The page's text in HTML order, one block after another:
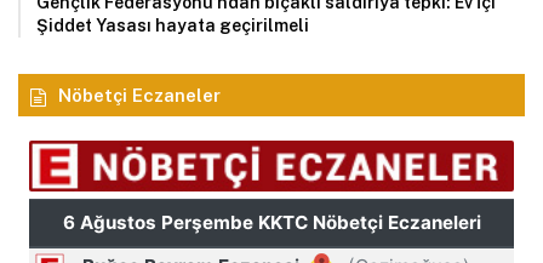
Şiddet Yasası hayata geçirilmeli
Nöbetçi Eczaneler